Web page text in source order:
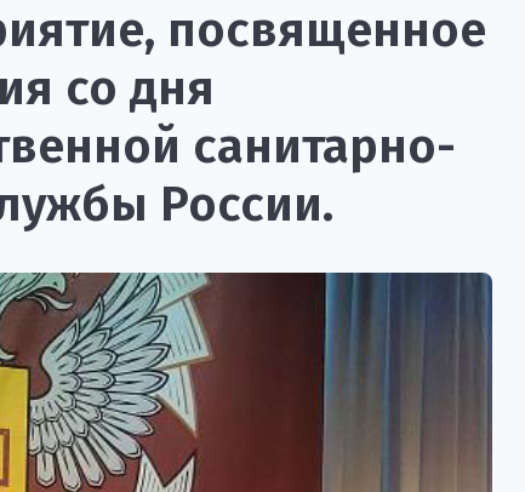
посвященное
со дня
санитарно-
России.